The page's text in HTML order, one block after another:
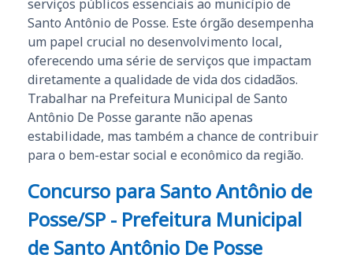
serviços públicos essenciais ao município de
Santo Antônio de Posse. Este órgão desempenha
um papel crucial no desenvolvimento local,
oferecendo uma série de serviços que impactam
diretamente a qualidade de vida dos cidadãos.
Trabalhar na Prefeitura Municipal de Santo
Antônio De Posse garante não apenas
estabilidade, mas também a chance de contribuir
para o bem-estar social e econômico da região.
Concurso para Santo Antônio de
Posse/SP - Prefeitura Municipal
de Santo Antônio De Posse